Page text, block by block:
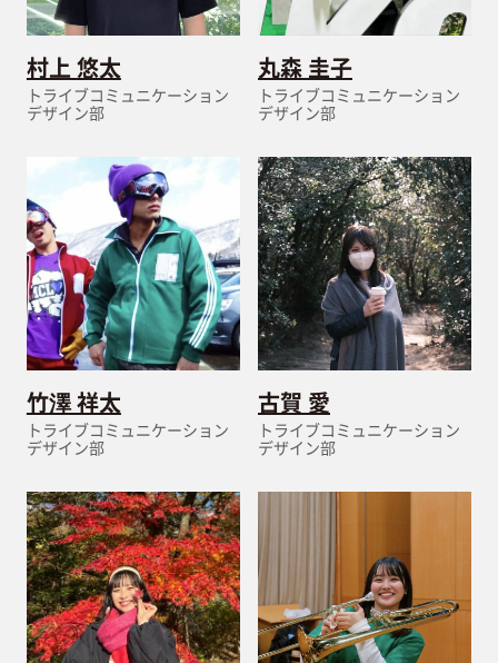
村上 悠太
トライブコミュニケーション
デザイン部
丸森 圭子
トライブコミュニケーション
デザイン部
竹澤 祥太
トライブコミュニケーション
デザイン部
古賀 愛
トライブコミュニケーション
デザイン部